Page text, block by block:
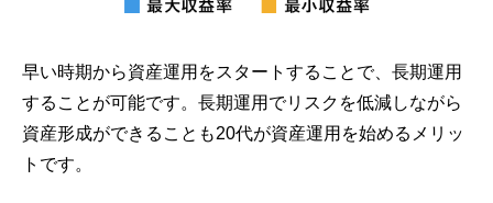
早い時期から資産運用をスタートすることで、長期運用
することが可能です。長期運用でリスクを低減しながら
資産形成ができることも20代が資産運用を始めるメリッ
トです。